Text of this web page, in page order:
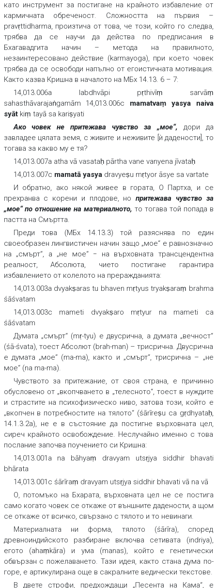
като инструмент за постигане на крайното избавление от
кармичната обреченост. Сложността на първия –
pravṛttidharma, произтича от това, че този, който го следва,
трябва да се научи да действа по предписания в
Бхагавадгита начин – метода на правилното,
незаинтересовано действие (karmayoga), при което човек
трябва да се освободи напълно от егоистичната мотивация.
Както казва Кришна в началото на МБх 14.13. 6 – 7:
14,013.006a labdhvāpi pṛthivīṃ sarvāṃ
sahasthāvarajaṅgamām 14,013.006c mamatvaṃ yasya naiva
syātkiṃ tayā sa kariṣyati
Ако човек не притежава чувство за „мое“, дори да
завладее цялата земя, с живите и неживите [ѝ дадености], то
тогава за какво му е тя?
14,013.007a atha vā vasataḥ pārtha vane vanyena jīvataḥ
14,013.007c mamatā yasyadravyeṣu mṛtyor āsye sa vartate
И обратно, ако някой живее в гората, О Партха, и се
прехранва с корени и плодове, но притежава чувство за
„мое“ по отношение на материалното, то тогава той попада в
пастта на Смъртта.
Преди това (МБх 14.13.3) той разяснява по един
своеобразен лингвистичен начин защо „мое“ е равнозначно
на „смърт“, а „не мое“ − на върховната трансцендентна
реалност, Абсолюта, чието постигане гарантира
избавлението от колелото на преражданията:
14,013.003a dvyakṣaras tu bhaven mṛtyus tryakṣaraṃ brahma
śāśvatam
14,013.003c mameti dvyakṣaro mṛtyur na mameti ca
śāśvatam
Думата „смърт“ (mṛ-tyu) е двусрична, а думата „вечност“
(śā-śvata), тоест Абсолют (brah-man) – трисрична. Двусрична
е думата „мое“ (ma-ma), както и „смърт“, трисрична – „не
мое“ (na ma-ma).
Чувството за притежание, от своя страна, е причинно
обусловено от „вкопчването в „телесното“, тоест в нуждите
и страстите на психофизическо ниво, затова този, който е
„вкопчен в потребностите на тялото“ (śārīreṣu ca gṛdhyataḥ,
14.1.3.2а), не е в състояние да постигне върховната цел,
сиреч крайното освобождение. Неслучайно именно с това
послание започва поучението си Кришна:
14,013.001a na bāhyaṃ dravyam utsṛjya siddhir bhavati
bhārata
14,013.001c śārīraṃ dravyam utsṛjya siddhir bhavati vā na vā
О, потомъко на Бхарата, върховната цел не се постига
само когато човек се откаже от външните дадености, а щом
се откаже от всичко, свързано с тялото и то невинаги.
Материалната ни форма, тялото (śārīra), според
древноиндийското разбиране включва сетивата (indriya),
егото (ahaṃkāra) и ума (manas), който е генетически
обвързан с пожелаването. Тази идея, както стана дума по-
горе, е артикулирана още в сакралните ведически текстове.
В двете строфи, предхождащи „Песента на Кама“, е